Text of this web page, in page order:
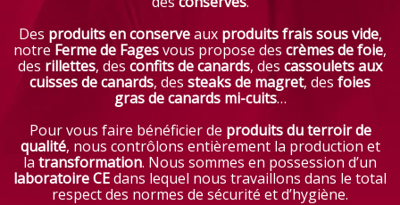
Des produits en conserveaux produits frais sous vide,
notre Ferme de Fagesvous propose des crèmes de foie,
des rillettes, des confits de canards, des cassoulets aux
cuisses de canards, des steaks de magret, des foies
gras de canards mi-cuits…
Pour vous faire bénéficier de produits du terroir de
qualité, nous contrôlons entièrement la production et
la transformation. Nous sommes en possession d’un
laboratoire CEdans lequel nous travaillons dans le total
respect des normes de sécurité et d’hygiène.